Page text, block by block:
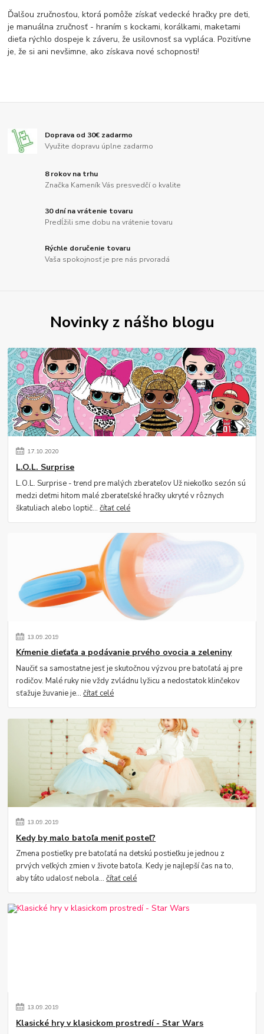
Ďalšou zručnosťou, ktorá pomôže získať vedecké hračky pre deti,
je manuálna zručnosť - hraním s kockami, korálkami, maketami
dieťa rýchlo dospeje k záveru, že usilovnosť sa vypláca. Pozitívne
je, že si ani nevšimne, ako získava nové schopnosti!
Doprava od 30€ zadarmo
Využite dopravu úplne zadarmo
8 rokov na trhu
Značka Kameník Vás presvedčí o kvalite
30 dní na vrátenie tovaru
Predĺžili sme dobu na vrátenie tovaru
Rýchle doručenie tovaru
Vaša spokojnosť je pre nás prvoradá
Novinky z nášho blogu
17.10.2020
L.O.L. Surprise
L.O.L. Surprise - trend pre malých zberateľov Už niekoľko sezón sú
medzi deťmi hitom malé zberateľské hračky ukryté v rôznych
škatuliach alebo loptič...čítať celé
13.09.2019
Kŕmenie dieťaťa a podávanie prvého ovocia a zeleniny
Naučiť sa samostatne jesť je skutočnou výzvou pre batoľatá aj pre
rodičov. Malé ruky nie vždy zvládnu lyžicu a nedostatok klinčekov
sťažuje žuvanie je...čítať celé
13.09.2019
Kedy by malo batoľa meniť posteľ?
Zmena postieľky pre batoľatá na detskú postieľku je jednou z
prvých veľkých zmien v živote batoľa. Kedy je najlepší čas na to,
aby táto udalosť nebola...čítať celé
13.09.2019
Klasické hry v klasickom prostredí - Star Wars